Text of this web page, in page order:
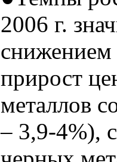
2006 г.
снижением
прирост
металлов
– 3,9-4%),